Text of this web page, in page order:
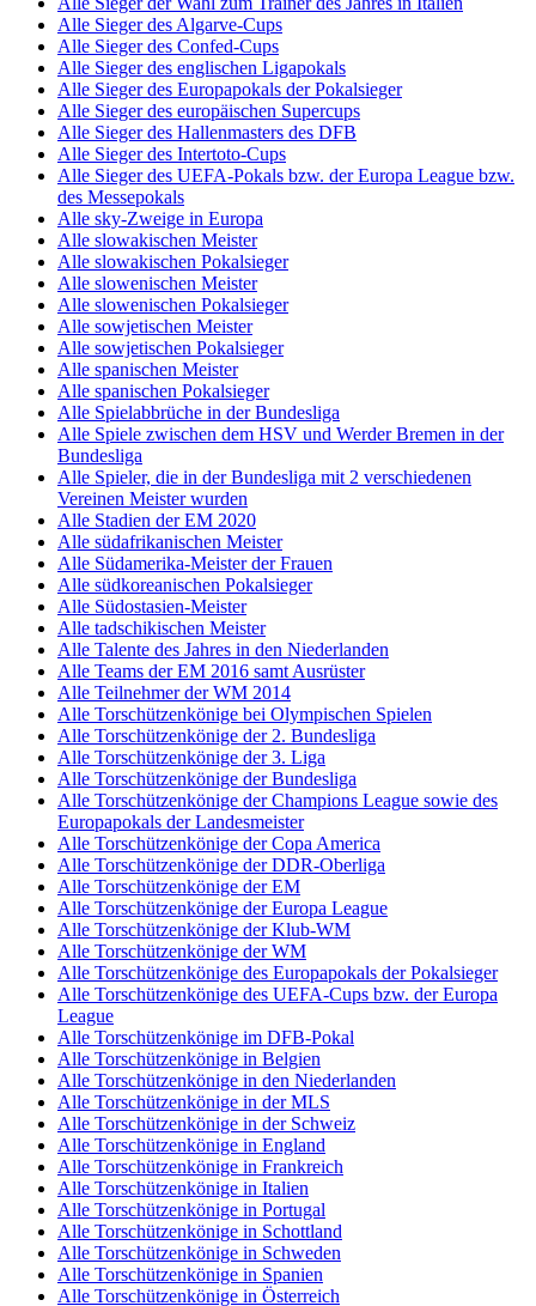
Alle Sieger des Algarve-Cups
Alle Sieger des Confed-Cups
Alle Sieger des englischen Ligapokals
Alle Sieger des Europapokals der Pokalsieger
Alle Sieger des europäischen Supercups
Alle Sieger des Hallenmasters des DFB
Alle Sieger des Intertoto-Cups
Alle Sieger des UEFA-Pokals bzw. der Europa League bzw.
des Messepokals
Alle sky-Zweige in Europa
Alle slowakischen Meister
Alle slowakischen Pokalsieger
Alle slowenischen Meister
Alle slowenischen Pokalsieger
Alle sowjetischen Meister
Alle sowjetischen Pokalsieger
Alle spanischen Meister
Alle spanischen Pokalsieger
Alle Spielabbrüche in der Bundesliga
Alle Spiele zwischen dem HSV und Werder Bremen in der
Bundesliga
Alle Spieler, die in der Bundesliga mit 2 verschiedenen
Vereinen Meister wurden
Alle Stadien der EM 2020
Alle südafrikanischen Meister
Alle Südamerika-Meister der Frauen
Alle südkoreanischen Pokalsieger
Alle Südostasien-Meister
Alle tadschikischen Meister
Alle Talente des Jahres in den Niederlanden
Alle Teams der EM 2016 samt Ausrüster
Alle Teilnehmer der WM 2014
Alle Torschützenkönige bei Olympischen Spielen
Alle Torschützenkönige der 2. Bundesliga
Alle Torschützenkönige der 3. Liga
Alle Torschützenkönige der Bundesliga
Alle Torschützenkönige der Champions League sowie des
Europapokals der Landesmeister
Alle Torschützenkönige der Copa America
Alle Torschützenkönige der DDR-Oberliga
Alle Torschützenkönige der EM
Alle Torschützenkönige der Europa League
Alle Torschützenkönige der Klub-WM
Alle Torschützenkönige der WM
Alle Torschützenkönige des Europapokals der Pokalsieger
Alle Torschützenkönige des UEFA-Cups bzw. der Europa
League
Alle Torschützenkönige im DFB-Pokal
Alle Torschützenkönige in Belgien
Alle Torschützenkönige in den Niederlanden
Alle Torschützenkönige in der MLS
Alle Torschützenkönige in der Schweiz
Alle Torschützenkönige in England
Alle Torschützenkönige in Frankreich
Alle Torschützenkönige in Italien
Alle Torschützenkönige in Portugal
Alle Torschützenkönige in Schottland
Alle Torschützenkönige in Schweden
Alle Torschützenkönige in Spanien
Alle Torschützenkönige in Österreich